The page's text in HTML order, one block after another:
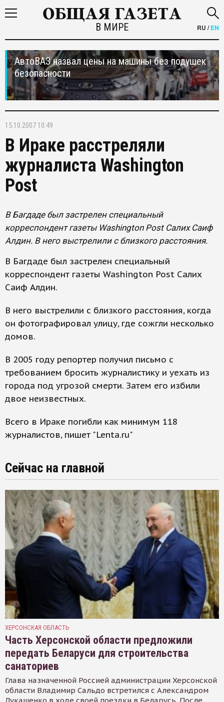
В МИРЕ RU /EN
АвтоВАЗ назвал цены на машины без подушек
безопасности
15.10.2007 10:49
В Ираке расстреляли
журналиста Washington
Post
В Багдаде был застрелен специальный
корреспондент газеты Washington Post Салих Саиф
Алдин. В него выстрелили с близкого расстояния.
В Багдаде был застрелен специальный
корреспондент газеты Washington Post Салих
Саиф Алдин.
В него выстрелили с близкого расстояния, когда
он фотографировал улицу, где сожгли несколько
домов.
В 2005 году репортер получил письмо с
требованием бросить журналистику и уехать из
города под угрозой смерти. Затем его избили
двое неизвестных.
Всего в Ираке погибли как минимум 118
журналистов, пишет "Lenta.ru"
Сейчас на главной
ХЕРСОНСКАЯ ОБЛАСТЬ
Часть Херсонской области предложили
передать Беларуси для строительства
санаториев
Глава назначенной Россией администрации Херсонской
области Владимир Сальдо встретился с Александром